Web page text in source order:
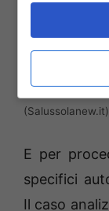
(Salussolanew.it)
E per
specifici
Il caso